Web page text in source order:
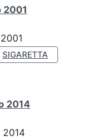
2001
SIGARETTA
2014
2014